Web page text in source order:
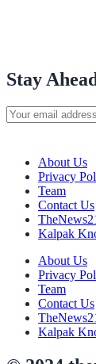
Stay
About Us
Privacy
Team
Contact Us
Kalpak
About Us
Privacy
Team
Contact Us
Kalpak